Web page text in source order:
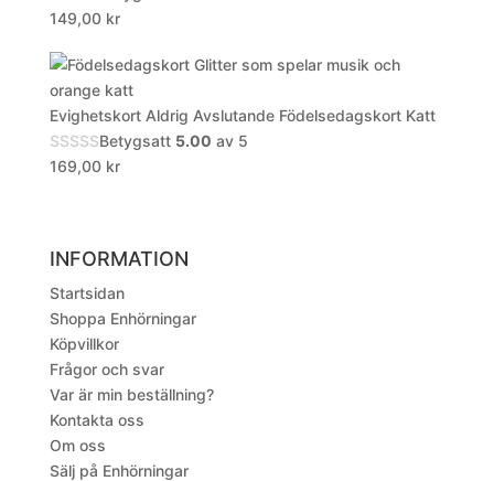
149,00 kr
Evighetskort Aldrig Avslutande Födelsedagskort Katt
Betygsatt 5.00 av 5
169,00 kr
INFORMATION
Startsidan
Shoppa Enhörningar
Köpvillkor
Frågor och svar
Var är min beställning?
Kontakta oss
Om oss
Sälj på Enhörningar